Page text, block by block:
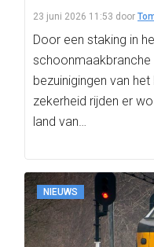
23 juni 2026 11:53 door
Door een staking in
bezuinigingen van
zekerheid rijden er
land van…
NIEUWS